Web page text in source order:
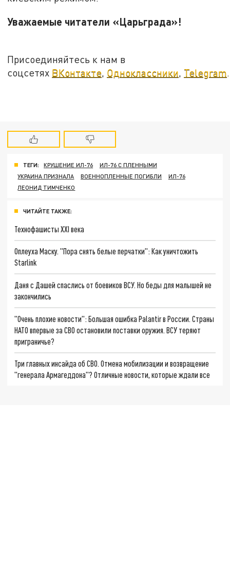
Уважаемые читатели «Царьграда»!
Присоединяйтесь к нам в
соцсетях ВКонтакте Одноклассники Telegram
ТЕГИ: КРУШЕНИЕ ИЛ-76
ИЛ-76 С ПЛЕННЫМИ
УКРАИНА ПРИЗНАЛА
ВОЕННОПЛЕННЫЕ ПОГИБЛИ
ИЛ-76
ЛЕОНИД ТИМЧЕНКО
ЧИТАЙТЕ ТАКЖЕ:
Технофашисты XXI века
Оплеуха Маску. "Пора снять белые перчатки": Как уничтожить
Starlink
Даня с Дашей спаслись от боевиков ВСУ. Но беды для малышей не
закончились
"Очень плохие новости": Большая ошибка Palantir в России. Страны
НАТО впервые за СВО остановили поставки оружия. ВСУ теряют
приграничье?
Три главных инсайда об СВО. Отмена мобилизации и возвращение
"генерала Армагеддона"? Отличные новости, которые ждали все